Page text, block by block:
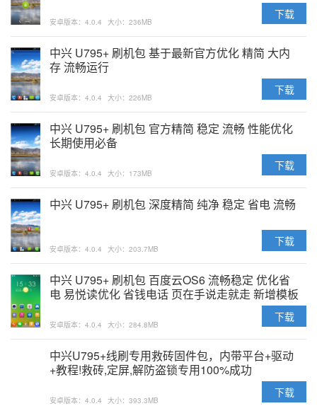
安卓版本：4.0.4 大小：236MB
下载
中兴 U795+ 刷机包 基于最新官方优化 精简 大内
存 流畅运行
安卓版本：4.0.4 大小：226MB
下载
中兴 U795+ 刷机包 官方精简 稳定 流畅 性能优化
长期使用必备
安卓版本：4.0.4 大小：173MB
下载
中兴 U795+ 刷机包 深度精简 纯净 稳定 省电 流畅
安卓版本：4.0.4 大小：203.7MB
下载
中兴 U795+ 刷机包 百度云OS6 流畅稳定 优化省
电 易悦读优化 省钱电话 页在手说走就走 新增模板
安卓版本：4.0.4 大小：284.8MB
下载
中兴U795+线刷专用救砖固件包，内带平台+驱动
+教程!救砖,定屏,解防盗锁专用100%成功
安卓版本：4.0.4 大小：393.3MB
下载